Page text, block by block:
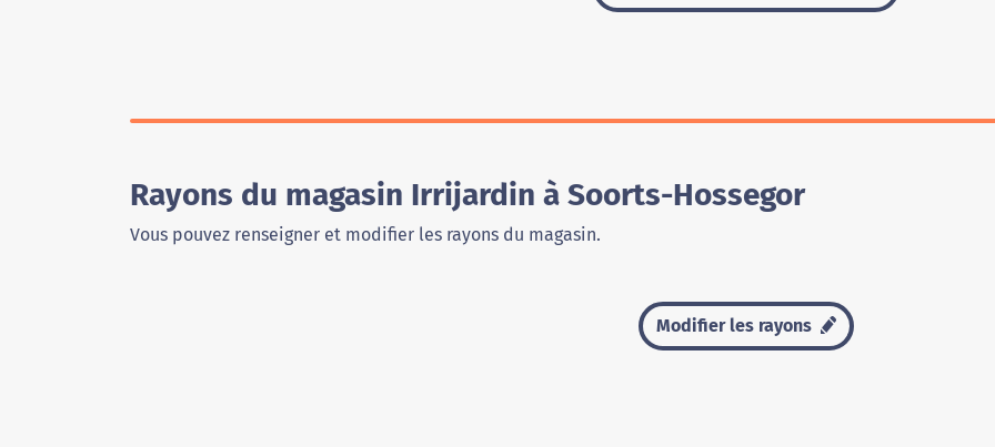
Rayons du magasin Irrijardin à Soorts-Hossegor
Vous pouvez renseigner et modifier les rayons du magasin.
Modifier les rayons